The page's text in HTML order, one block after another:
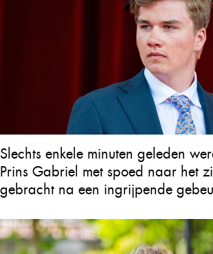
Slechts enkele minuten geleden
Prins Gabriel met spoed naar het
gebracht na een ingrijpende